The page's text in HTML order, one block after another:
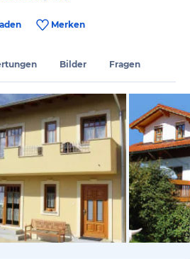
Merken
Bilder Fragen
vom